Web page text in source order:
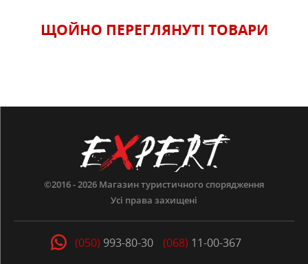
ЩОЙНО ПЕРЕГЛЯНУТI ТОВАРИ
©2016 - 2026 Магазин туристичного спорядження
Усі права захищені
(050) 993-80-30 (068) 11-00-367